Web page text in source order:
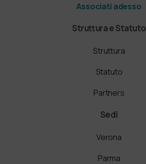
Associati adesso
Struttura e Statuto
Struttura
Statuto
Partners
Sedi
Verona
Parma